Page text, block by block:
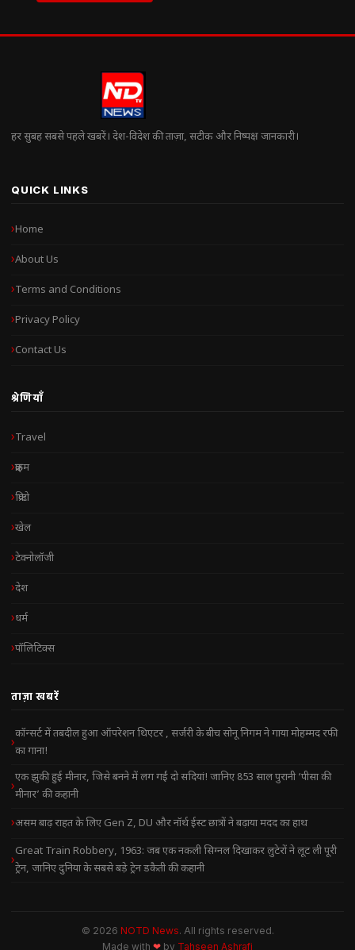
हर सुबह सबसे पहले खबरें। देश-विदेश की ताज़ा, सटीक और निष्पक्ष जानकारी।
QUICK LINKS
Home
About Us
Terms and Conditions
Privacy Policy
Contact Us
श्रेणियाँ
Travel
क्राइम
क्रिप्टो
खेल
टेक्नोलॉजी
देश
धर्म
पॉलिटिक्स
ताज़ा खबरें
कॉन्सर्ट में तबदील हुआ ऑपरेशन थिएटर , सर्जरी के बीच सोनू निगम ने गाया मोहम्मद रफी
का गाना!
एक झुकी हुई मीनार, जिसे बनने में लग गईं दो सदियां! जानिए 853 साल पुरानी ‘पीसा की
मीनार’ की कहानी
असम बाढ़ राहत के लिए Gen Z, DU और नॉर्थ ईस्ट छात्रों ने बढ़ाया मदद का हाथ
Great Train Robbery, 1963: जब एक नकली सिग्नल दिखाकर लुटेरों ने लूट ली पूरी
ट्रेन, जानिए दुनिया के सबसे बड़े ट्रेन डकैती की कहानी
© 2026 NOTD News. All rights reserved.
Made with ❤ by Tahseen Ashrafi